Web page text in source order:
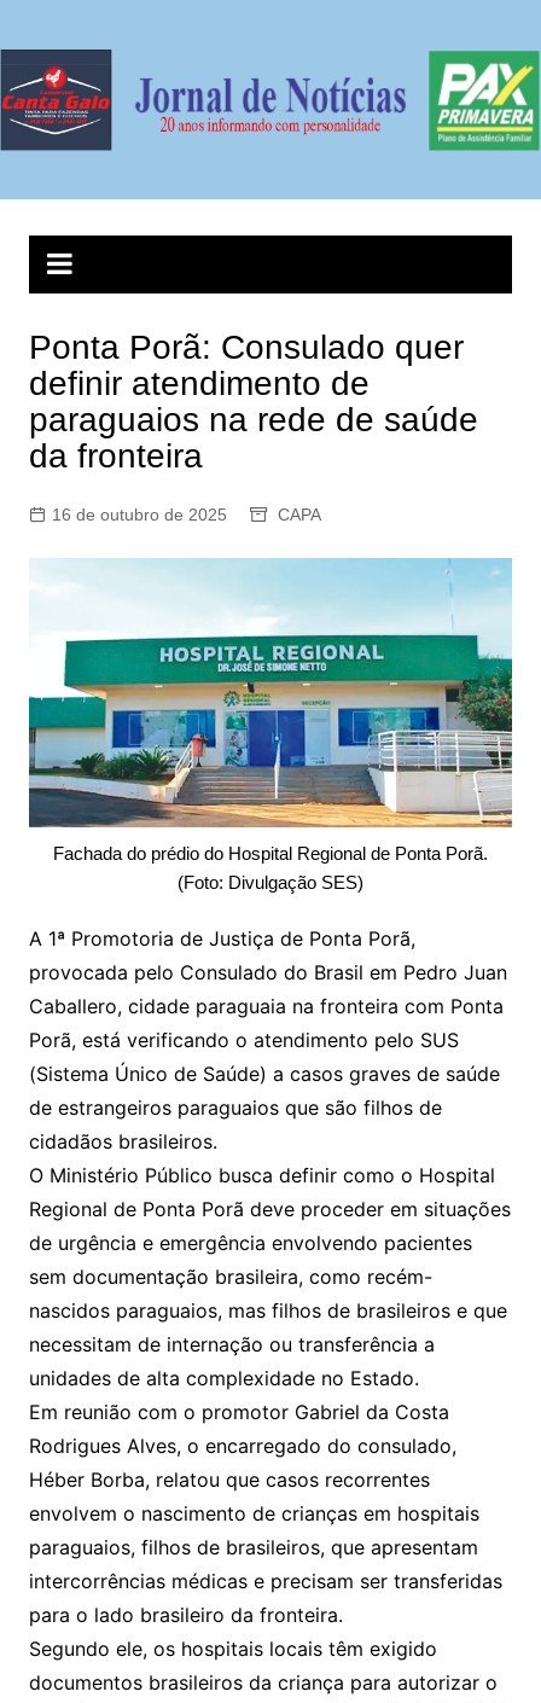
conteúdo
Ponta Porã: Consulado quer
definir atendimento de
paraguaios na rede de saúde
da fronteira
16 de outubro de 2025 CAPA
Fachada do prédio do Hospital Regional de Ponta Porã.
(Foto: Divulgação SES)
A 1ª Promotoria de Justiça de Ponta Porã,
provocada pelo Consulado do Brasil em Pedro Juan
Caballero, cidade paraguaia na fronteira com Ponta
Porã, está verificando o atendimento pelo SUS
(Sistema Único de Saúde) a casos graves de saúde
de estrangeiros paraguaios que são filhos de
cidadãos brasileiros.
O Ministério Público busca definir como o Hospital
Regional de Ponta Porã deve proceder em situações
de urgência e emergência envolvendo pacientes
sem documentação brasileira, como recém-
nascidos paraguaios, mas filhos de brasileiros e que
necessitam de internação ou transferência a
unidades de alta complexidade no Estado.
Em reunião com o promotor Gabriel da Costa
Rodrigues Alves, o encarregado do consulado,
Héber Borba, relatou que casos recorrentes
envolvem o nascimento de crianças em hospitais
paraguaios, filhos de brasileiros, que apresentam
intercorrências médicas e precisam ser transferidas
para o lado brasileiro da fronteira.
Segundo ele, os hospitais locais têm exigido
documentos brasileiros da criança para autorizar o